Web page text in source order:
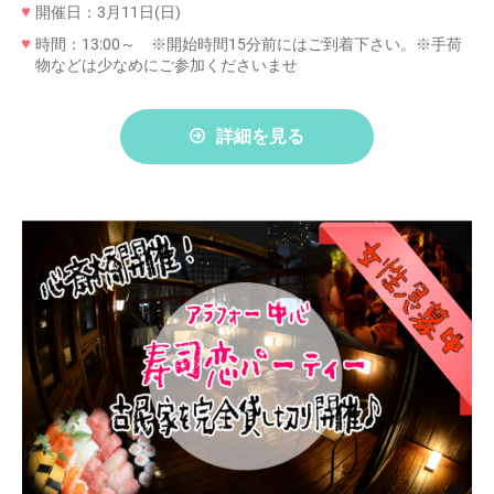
開催日：3月11日(日)
時間：13:00～ ※開始時間15分前にはご到着下さい。※手荷
物などは少なめにご参加くださいませ
詳細を見る